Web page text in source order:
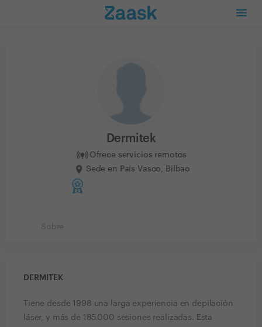
Dermitek
Ofrece servicios remotos
Sede en País Vasco, Bilbao
Sobre
DERMITEK
Tiene desde 1998 una larga experiencia en depilación
láser, y más de 185.000 sesiones realizadas. Esta